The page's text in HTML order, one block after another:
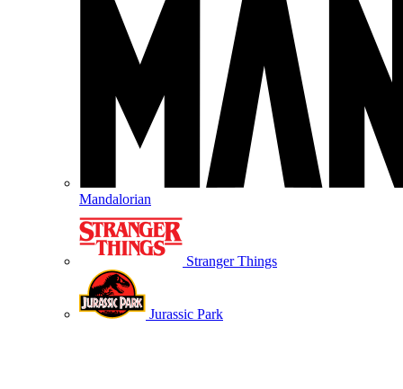
Mandalorian
Stranger Things
Jurassic Park